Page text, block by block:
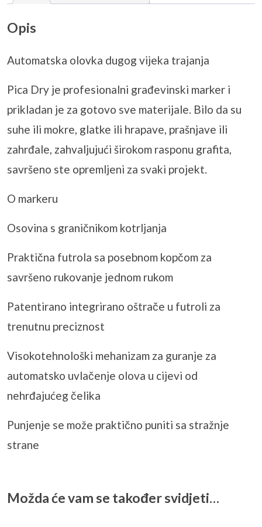
Opis
Automatska olovka dugog vijeka trajanja
Pica Dry je profesionalni građevinski marker i
prikladan je za gotovo sve materijale. Bilo da su
suhe ili mokre, glatke ili hrapave, prašnjave ili
zahrđale, zahvaljujući širokom rasponu grafita,
savršeno ste opremljeni za svaki projekt.
O markeru
Osovina s graničnikom kotrljanja
Praktična futrola sa posebnom kopčom za
savršeno rukovanje jednom rukom
Patentirano integrirano oštrače u futroli za
trenutnu preciznost
Visokotehnološki mehanizam za guranje za
automatsko uvlačenje olova u cijevi od
nehrđajućeg čelika
Punjenje se može praktično puniti sa stražnje
strane
Možda će vam se također svidjeti…